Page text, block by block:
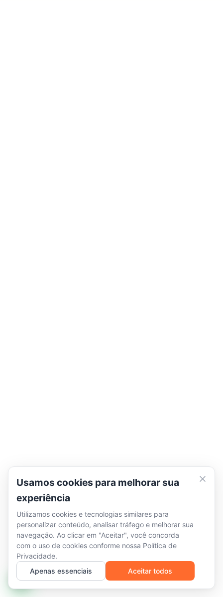
Usamos cookies para melhorar sua
experiência
Utilizamos cookies e tecnologias similares para
personalizar conteúdo, analisar tráfego e melhorar sua
navegação. Ao clicar em "Aceitar", você concorda
com o uso de cookies conforme nossa Política de
Privacidade.
Apenas essenciais
Aceitar todos